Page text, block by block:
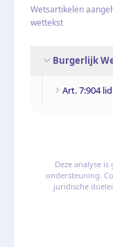
Wetsartikelen
wettekst
Burgerlijk
Art. 7:904
Deze analyse
ondersteuning.
juridische